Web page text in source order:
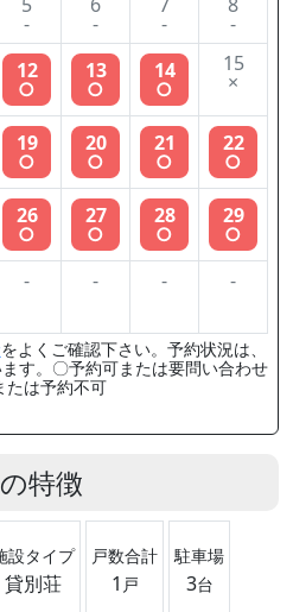
- - -
-
12
○
13
○
14
○
15
×
19
○
20
○
21
○
22
○
26
○
27
○
28
○
29
○
- - - -
をよくご確認下さい。予約状況は、
す。〇予約可または要問い合わせ
たは予約不可
特徴
設タイプ
貸別荘
戸数合計
1 戸
駐車場
3台